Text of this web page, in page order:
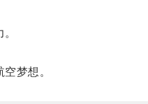
梦想。